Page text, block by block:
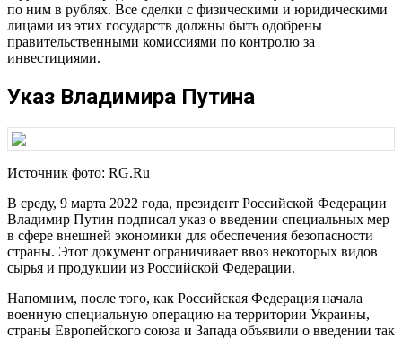
по ним в рублях. Все сделки с физическими и юридическими
лицами из этих государств должны быть одобрены
правительственными комиссиями по контролю за
инвестициями.
Указ Владимира Путина
Источник фото: RG.Ru
В среду, 9 марта 2022 года, президент Российской Федерации
Владимир Путин подписал указ о введении специальных мер
в сфере внешней экономики для обеспечения безопасности
страны. Этот документ ограничивает ввоз некоторых видов
сырья и продукции из Российской Федерации.
Напомним, после того, как Российская Федерация начала
военную специальную операцию на территории Украины,
страны Европейского союза и Запада объявили о введении так